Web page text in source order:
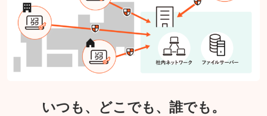
いつも、どこでも、誰でも。